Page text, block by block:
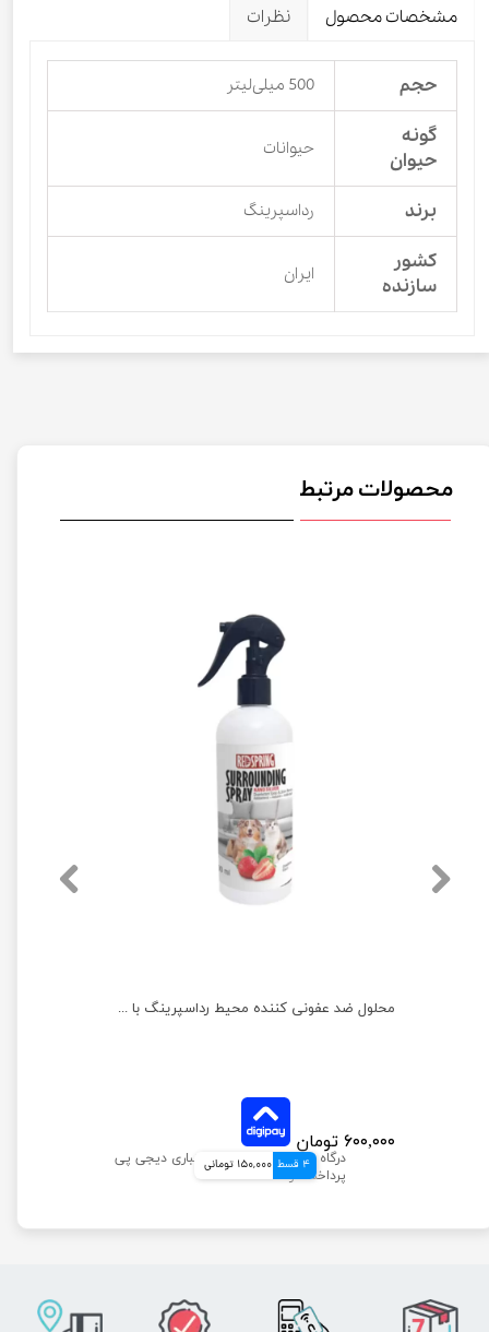
مشخصات محصول نظرات
حجم 500 میلی‌لیتر
گونه
حیوان
حیوانات
برند رداسپرینگ
کشور
سازنده
ایران
محصولات مرتبط
محلول ضد عفونی کننده محیط رداسپرینگ با عصاره توت فرنگی حجم 500 میلی لیتر
۶۰۰,۰۰۰ تومان
4 قسط 150,000 تومانی